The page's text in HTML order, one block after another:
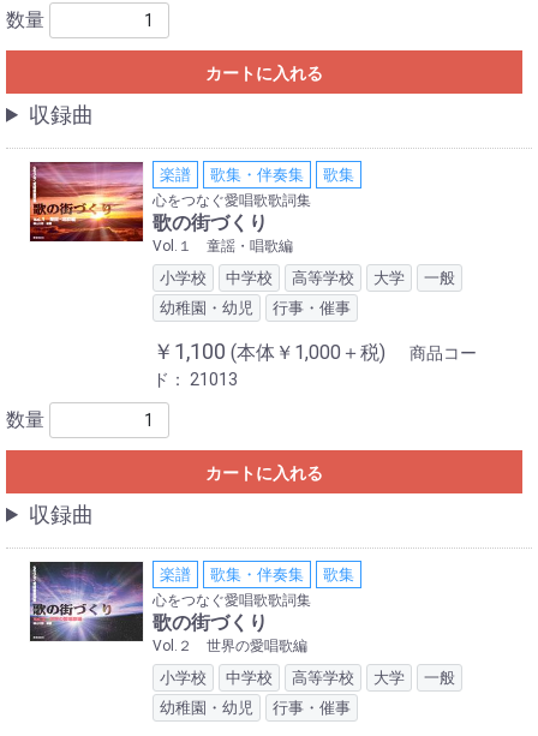
数量
カートに入れる
収録曲
楽譜 歌集・伴奏集 歌集
心をつなぐ愛唱歌歌詞集
歌の街づくり
Vol.１ 童謡・唱歌編
小学校 中学校 高等学校 大学
一般
幼稚園・幼児
行事・催事
￥1,100 (本体￥1,000＋税)
商品コー
ド： 21013
数量
カートに入れる
収録曲
楽譜 歌集・伴奏集 歌集
心をつなぐ愛唱歌歌詞集
歌の街づくり
Vol.２ 世界の愛唱歌編
小学校 中学校 高等学校 大学
一般
幼稚園・幼児
行事・催事